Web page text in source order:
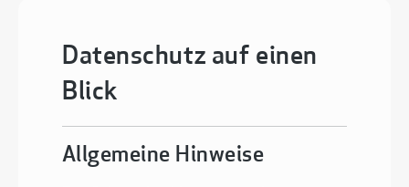
Datenschutz auf einen
Blick
Allgemeine Hinweise